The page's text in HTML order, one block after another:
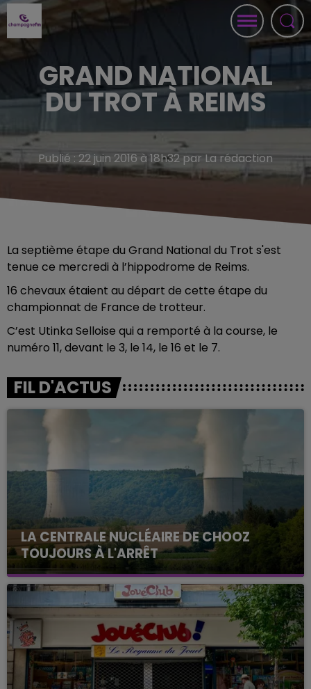
GRAND NATIONAL
DU TROT À REIMS
Publié : 22 juin 2016 à 18h32 par La rédaction
La septième étape du Grand National du Trot s'est
tenue ce mercredi à l’hippodrome de Reims.
16 chevaux étaient au départ de cette étape du
championnat de France de trotteur.
C’est Utinka Selloise qui a remporté à la course, le
numéro 11, devant le 3, le 14, le 16 et le 7.
FIL D'ACTUS
LA CENTRALE NUCLÉAIRE DE CHOOZ
TOUJOURS À L'ARRÊT
Cela fait déjà une semaine que la centrale
nucléaire ardennaise est à l'arrêt. Une situation
justifiée par la sécheresse intense qui est toujours
présente.